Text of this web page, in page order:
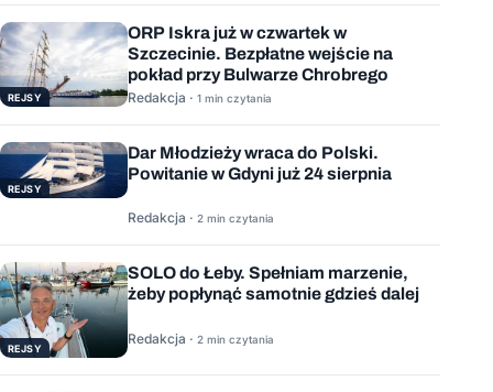
REJSY
ORP Iskra już w czwartek w
Szczecinie. Bezpłatne wejście na
pokład przy Bulwarze Chrobrego
Redakcja · 1 min czytania
REJSY
Dar Młodzieży wraca do Polski.
Powitanie w Gdyni już 24 sierpnia
Redakcja · 2 min czytania
REJSY
SOLO do Łeby. Spełniam marzenie,
żeby popłynąć samotnie gdzieś dalej
Redakcja · 2 min czytania